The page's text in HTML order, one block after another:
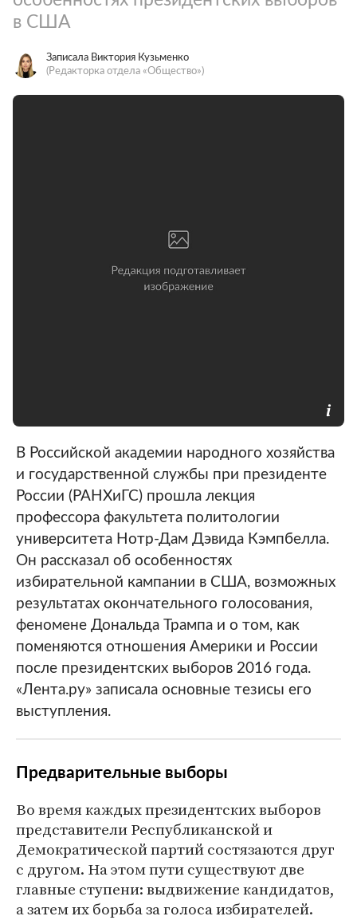
в США
Записала Виктория Кузьменко
(Редакторка отдела «Общество»)
В Российской академии народного хозяйства
и государственной службы при президенте
России (РАНХиГС) прошла лекция
профессора факультета политологии
университета Нотр-Дам Дэвида Кэмпбелла.
Он рассказал об особенностях
избирательной кампании в США, возможных
результатах окончательного голосования,
феномене Дональда Трампа и о том, как
поменяются отношения Америки и России
после президентских выборов 2016 года.
«Лента.ру» записала основные тезисы его
выступления.
Предварительные выборы
Во время каждых президентских выборов
представители Республиканской и
Демократической партий состязаются друг
с другом. На этом пути существуют две
главные ступени: выдвижение кандидатов,
а затем их борьба за голоса избирателей.